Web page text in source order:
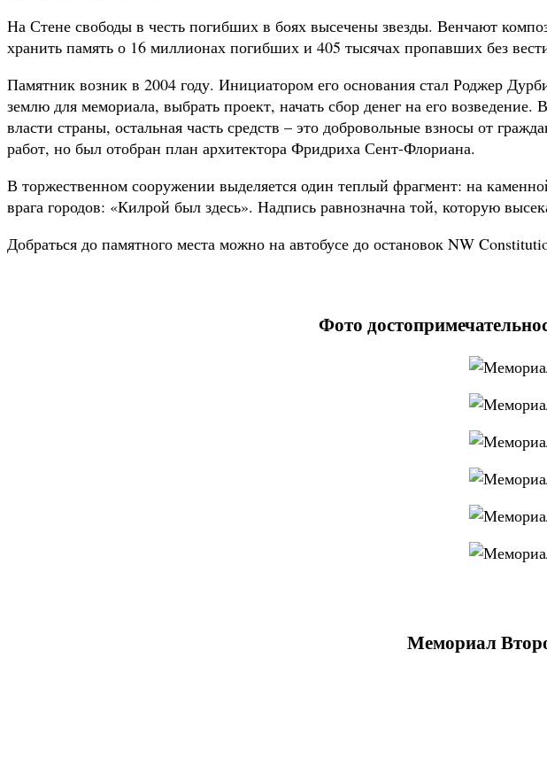
На Стене свободы в честь погибших в боях высечены звезды. Венчают
хранить память о 16 миллионах погибших и 405 тысячах пропавших без
Памятник возник в 2004 году. Инициатором его основания стал Роджер
землю для мемориала, выбрать проект, начать сбор денег на его
власти страны, остальная часть средств – это добровольные взносы от
работ, но был отобран план архитектора Фридриха Сент-Флориана.
В торжественном сооружении выделяется один теплый фрагмент: на
врага городов: «Килрой был здесь». Надпись равнозначна той, которую
Добраться до памятного места можно на автобусе до остановок NW
Фото
Мемориал